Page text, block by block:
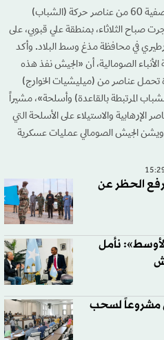
أعلن الجيش الصومالي نجاح قواته في «تصفية 60 من عناصر حركة (الشباب)
صباح الثلاثاء، بمنطقة علي قبوبي، على
حررطيري في محافظة مذغ وسط البلاد. وأكد
الصومالية، أن «الجيش نفذ هذه
تحمل عناصر من (ميليشيات الخوارج)
المرتبطة بالقاعدة) وأسلحة»، مشيراً
عن «مقتل 60 من العناصر الإرهابية والاستيلاء على الأسلحة التي
الجيش الصومالي عمليات عسكرية
الحظر عن
نأمل
مشروعاً لسحب